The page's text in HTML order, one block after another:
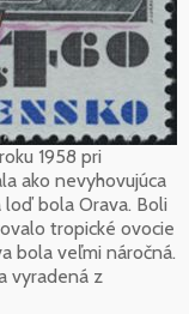
1958 pri
ako nevyhovujúca
loď bola Orava. Boli
tropické ovocie
bola veľmi náročná.
vyradená z